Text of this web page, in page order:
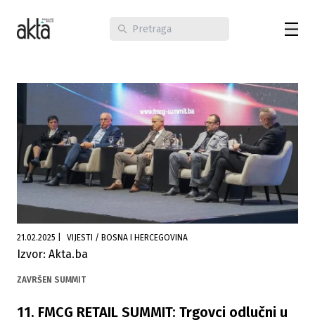
21.02.2025 VIJESTI / BOSNA I HERCEGOVINA
Izvor: Akta.ba
ZAVRŠEN SUMMIT
11. FMCG RETAIL SUMMIT: Trgovci odlučni u